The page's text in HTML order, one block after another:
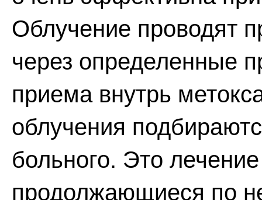
Облучение проводят
через определенные
приема внутрь
облучения
больного. Это
продолжающиеся по